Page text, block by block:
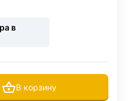
в
В корзину